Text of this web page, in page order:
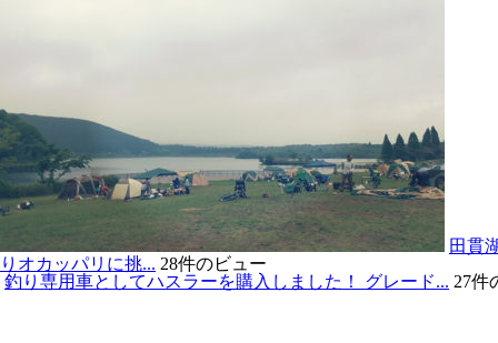
田貫
りオカッパリに挑... 28件のビュー
釣り専用車としてハスラーを購入しました！ グレード... 27件